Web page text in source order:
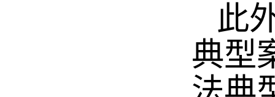
此
典型